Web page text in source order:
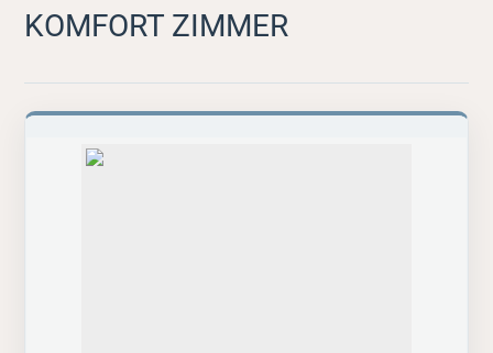
KOMFORT ZIMMER